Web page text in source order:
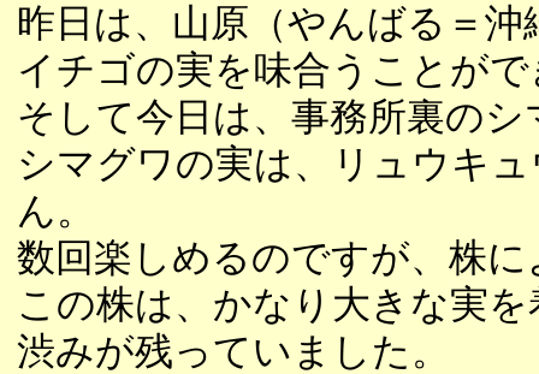
昨日は、山原（やんばる＝
イチゴの実を味合うことが
そして今日は、事務所裏の
シマグワの実は、リュウキ
ん。
数回楽しめるのですが、株
この株は、かなり大きな実
渋みが残っていました。